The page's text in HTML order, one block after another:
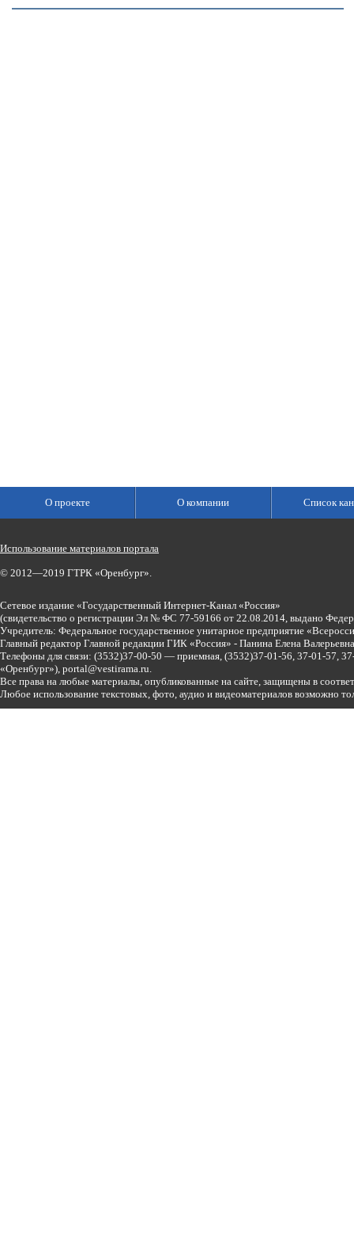
О проекте О компании Список
Использование материалов портала
© 2012—2019 ГТРК «Оренбург».
Сетевое издание «Государственный Интернет-Канал «Россия»
(свидетельство о регистрации Эл № ФС 77-59166 от 22.08.2014, выдано
Учредитель: Федеральное государственное унитарное предприятие
Главный редактор Главной редакции ГИК «Россия» - Панина Елена
Телефоны для связи: (3532)37-00-50 — приемная, (3532)37-01-56, 37-01-57,
«Оренбург»), portal@vestirama.ru.
Все права на любые материалы, опубликованные на сайте, защищены в
Любое использование текстовых, фото, аудио и видеоматериалов возможно